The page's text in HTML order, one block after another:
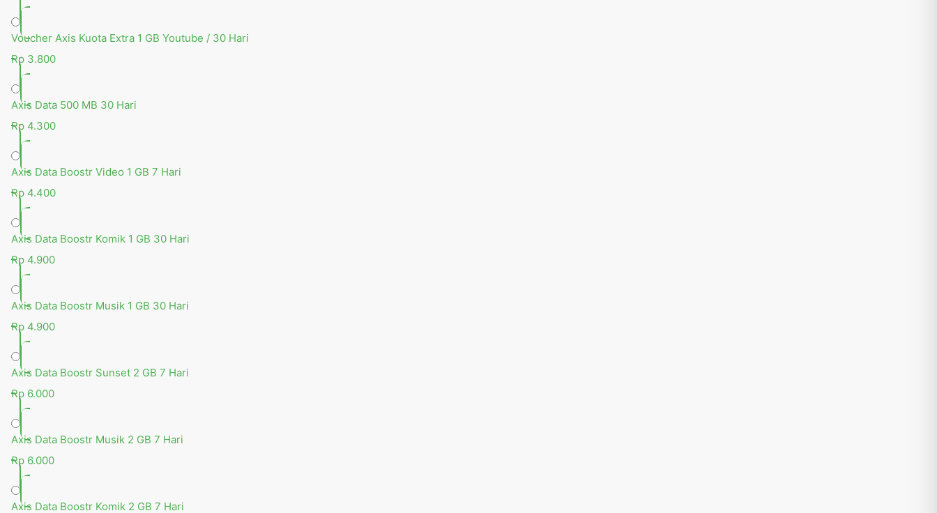
Voucher Axis Kuota Extra 1 GB Youtube / 30 Hari
Rp 3.800
Axis Data 500 MB 30 Hari
Rp 4.300
Axis Data Boostr Video 1 GB 7 Hari
Rp 4.400
Axis Data Boostr Komik 1 GB 30 Hari
Rp 4.900
Axis Data Boostr Musik 1 GB 30 Hari
Rp 4.900
Axis Data Boostr Sunset 2 GB 7 Hari
Rp 6.000
Axis Data Boostr Musik 2 GB 7 Hari
Rp 6.000
Axis Data Boostr Komik 2 GB 7 Hari